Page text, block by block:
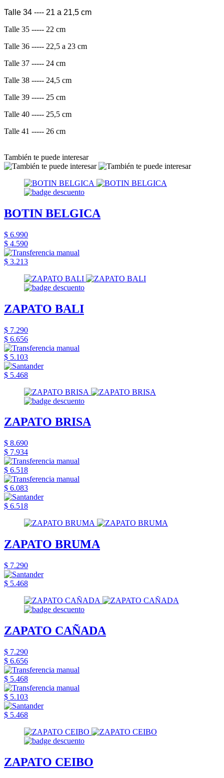
Talle 34 ---- 21 a 21,5 cm
Talle 35 ----- 22 cm
Talle 36 ----- 22,5 a 23 cm
Talle 37 ----- 24 cm
Talle 38 ----- 24,5 cm
Talle 39 ----- 25 cm
Talle 40 ----- 25,5 cm
Talle 41 ----- 26 cm
También te puede interesar
BOTIN BELGICA
$ 6.990
$ 4.590
$ 3.213
ZAPATO BALI
$ 7.290
$ 6.656
$ 5.103
$ 5.468
ZAPATO BRISA
$ 8.690
$ 7.934
$ 6.518
$ 6.083
$ 6.518
ZAPATO BRUMA
$ 7.290
$ 5.468
ZAPATO CAÑADA
$ 7.290
$ 6.656
$ 5.468
$ 5.103
$ 5.468
ZAPATO CEIBO